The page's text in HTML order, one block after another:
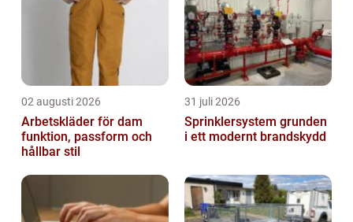
02 augusti 2026
Arbetskläder för dam
funktion, passform och
hållbar stil
31 juli 2026
Sprinklersystem grunden
i ett modernt brandskydd